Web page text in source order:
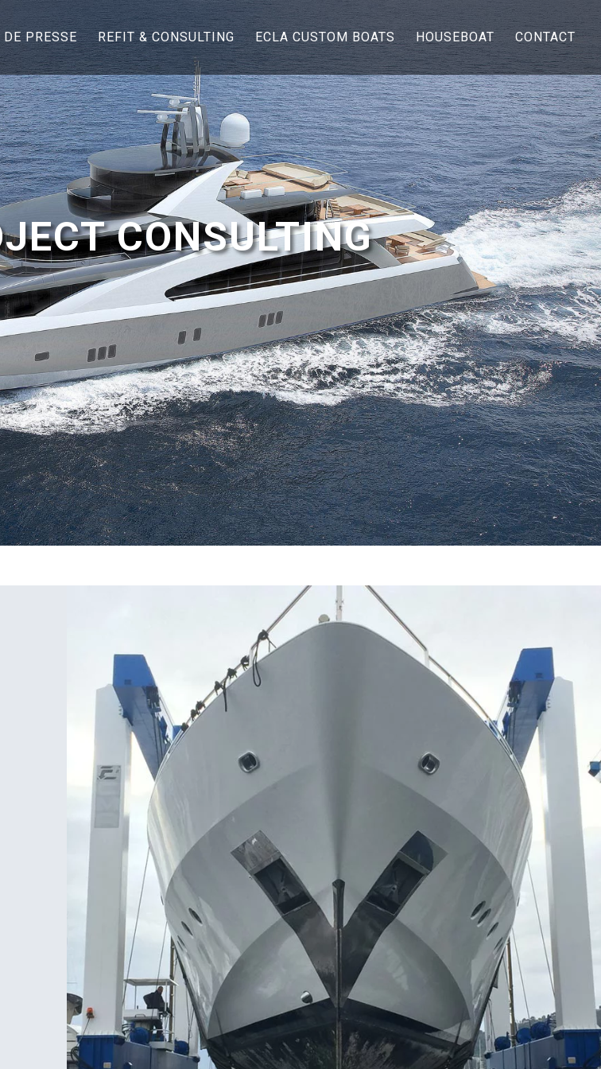
DE PRESSE REFIT & CONSULTING ECLA CUSTOM BOATS HOUSEBOAT CONTACT
CONSULTING